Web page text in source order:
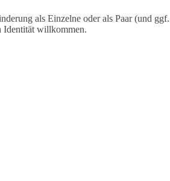
als Einzelne oder als Paar (und
Identität willkommen.